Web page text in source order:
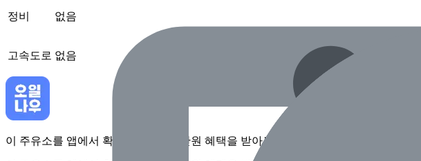
정비 없음
고속도로 없음
이 주유소를 앱에서 확인하고 최대 1만원 혜택을 받아보세요